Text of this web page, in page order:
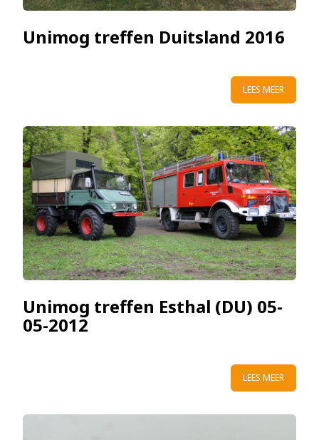
Unimog treffen Duitsland 2016
LEES MEER
Unimog treffen Esthal (DU) 05-
05-2012
LEES MEER